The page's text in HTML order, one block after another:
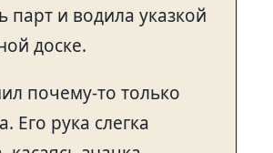
парт и водила указкой
доске.
почему-то только
Его рука слегка